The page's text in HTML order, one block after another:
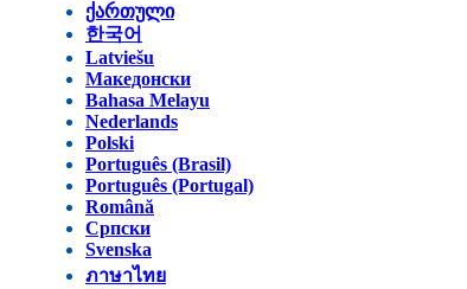
ქართული
한국어
Latviešu
Македонски
Bahasa Melayu
Nederlands
Polski
Português (Brasil)
Português (Portugal)
Română
Српски
Svenska
ภาษาไทย